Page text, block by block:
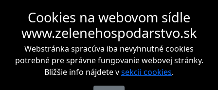
Cookies na webovom sídle
www.zelenehospodarstvo.sk
Webstránka spracúva iba nevyhnutné cookies
potrebné pre správne fungovanie webovej stránky.
Bližšie info nájdete vsekcii cookies.